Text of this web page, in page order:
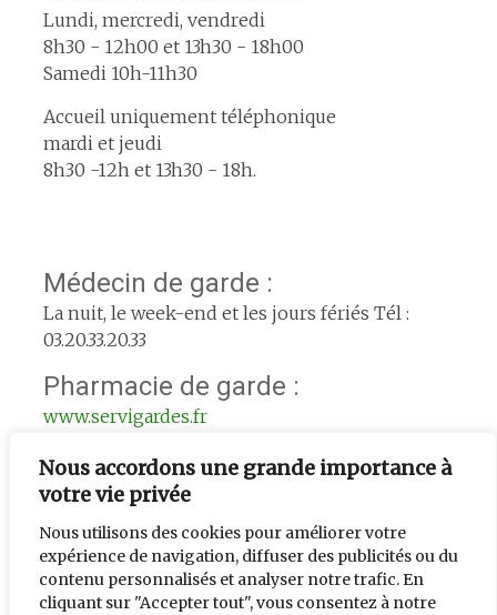
Nous accordons une grande importance à
votre vie privée
Nous utilisons des cookies pour améliorer votre
expérience de navigation, diffuser des publicités ou du
contenu personnalisés et analyser notre trafic. En
cliquant sur "Accepter tout", vous consentez à notre
Lundi, mercredi, vendredi
8h30 - 12h00 et 13h30 - 18h00
Samedi 10h-11h30
Accueil uniquement téléphonique
mardi et jeudi
8h30 -12h et 13h30 - 18h.
Médecin de garde :
La nuit, le week-end et les jours fériés Tél :
03.20.33.20.33
Pharmacie de garde :
www.servigardes.fr
Urgence le week-end :
L'adjoint de semaine : 06.74.56.33.39